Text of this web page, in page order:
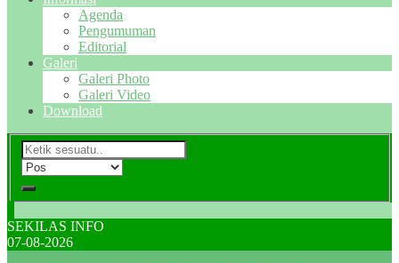
Agenda
Pengumuman
Editorial
Galeri
Galeri Photo
Galeri Video
Download
SEKILAS INFO
07-08-2026